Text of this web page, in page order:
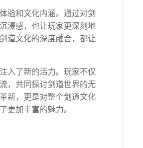
验和文化内涵。通过对剑
浸感，也让玩家更深刻地
道文化的深度融合，都让
入了新的活力。玩家不仅
，共同探讨剑道世界的无
新，更是对整个剑道文化
更加丰富的魅力。